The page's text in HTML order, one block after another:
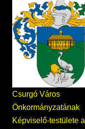
Csurgó Város
Önkormányzatának
Képviselő-testülete a